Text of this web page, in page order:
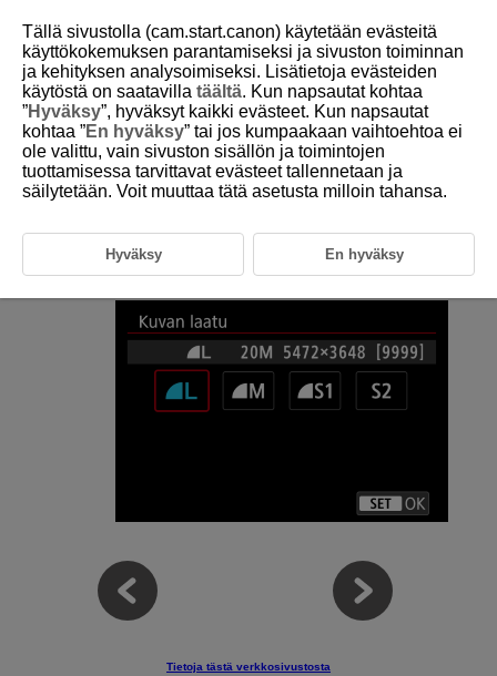
D250-041
Kuvan laatu
Voit valita pikselimäärän ja kuvan laadun.
Valitse [
Tietoja tästä verkkosivustosta
Tällä sivustolla (cam.start.canon) käytetään evästeitä
käyttökokemuksen parantamiseksi ja sivuston toiminnan
ja kehityksen analysoimiseksi. Lisätietoja evästeiden
käytöstä on saatavilla täältä. Kun napsautat kohtaa
”Hyväksy”, hyväksyt kaikki evästeet. Kun napsautat
kohtaa ”En hyväksy” tai jos kumpaakaan vaihtoehtoa ei
ole valittu, vain sivuston sisällön ja toimintojen
tuottamisessa tarvittavat evästeet tallennetaan ja
säilytetään. Voit muuttaa tätä asetusta milloin tahansa.
Hyväksy En hyväksy